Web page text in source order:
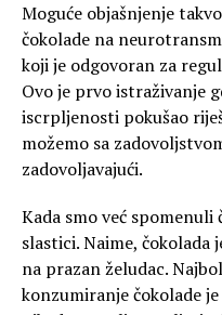
Moguće objašnjenje
čokolade na
koji je odgovoran za
Ovo je prvo istraživanje
iscrpljenosti pokušao
možemo sa
zadovoljavajući.
Kada smo već spomenuli
slastici. Naime, čokolada
na prazan želudac.
konzumiranje čokolade